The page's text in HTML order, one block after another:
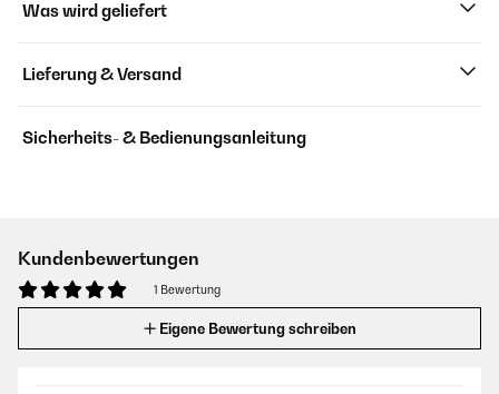
Was wird geliefert
Lieferung & Versand
Sicherheits- & Bedienungsanleitung
Kundenbewertungen
1 Bewertung
Eigene Bewertung schreiben